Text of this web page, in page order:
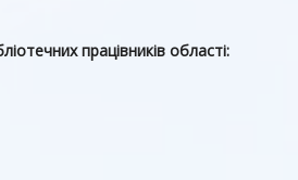
працівників області: